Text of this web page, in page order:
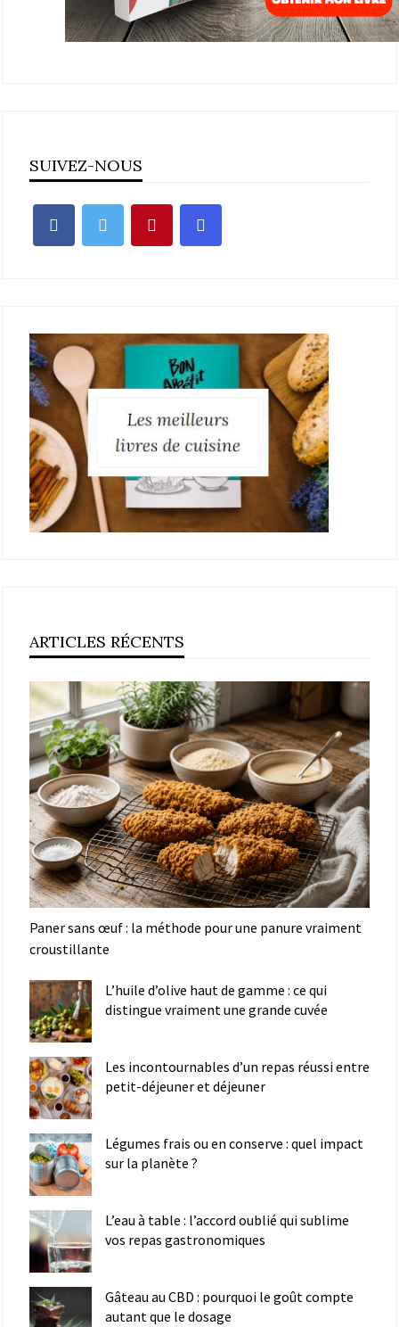
SUIVEZ-NOUS
ARTICLES RÉCENTS
Paner sans œuf : la méthode pour une panure vraiment
croustillante
L’huile d’olive haut de gamme : ce qui
distingue vraiment une grande cuvée
Les incontournables d’un repas réussi entre
petit-déjeuner et déjeuner
Légumes frais ou en conserve : quel impact
sur la planète ?
L’eau à table : l’accord oublié qui sublime
vos repas gastronomiques
Gâteau au CBD : pourquoi le goût compte
autant que le dosage